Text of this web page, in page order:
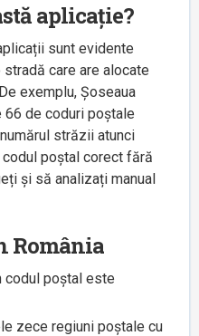
aplicație?
sunt evidente
care are alocate
exemplu, Șoseaua
66 de coduri poștale
străzii atunci
poștal corect fără
și să analizați manual
România
codul poștal este
zece regiuni poștale cu